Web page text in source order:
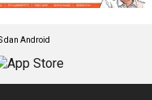
dan Android